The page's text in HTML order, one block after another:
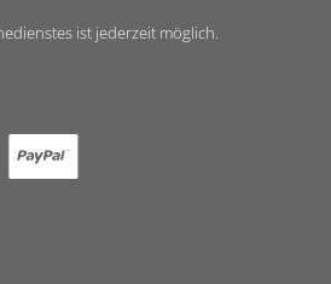
ist jederzeit möglich.